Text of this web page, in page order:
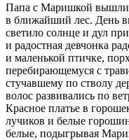
Папа с Маришкой вышли
в ближайший лес. День
светило солнце и дул
и радостная девчонка
и маленькой птичке,
перебирающемуся с
стучавшему по стволу
волос развивались по
Красное платье в
лучиков и белые
белые, подыгрывая